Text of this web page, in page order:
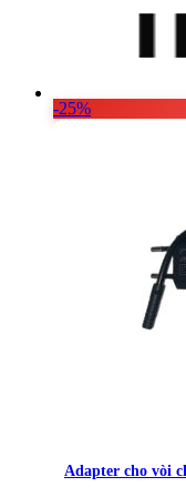
Vật Liệu
Thiết
-25%
Adapter cho vòi